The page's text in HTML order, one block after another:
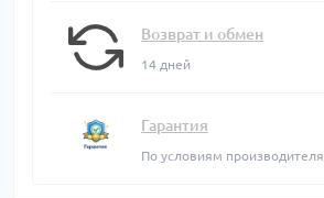
Возврат и обмен
14 дней
Гарантия
По условиям производителя